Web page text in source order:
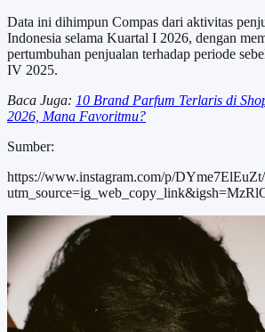
Data ini dihimpun Compas dari aktivitas
Indonesia selama Kuartal I 2026, dengan
pertumbuhan penjualan terhadap periode
IV 2025.
Baca Juga: 10 Brand Parfum Terlaris di
2026, Mana Favoritmu?
Sumber:
https://www.instagram.com/p/